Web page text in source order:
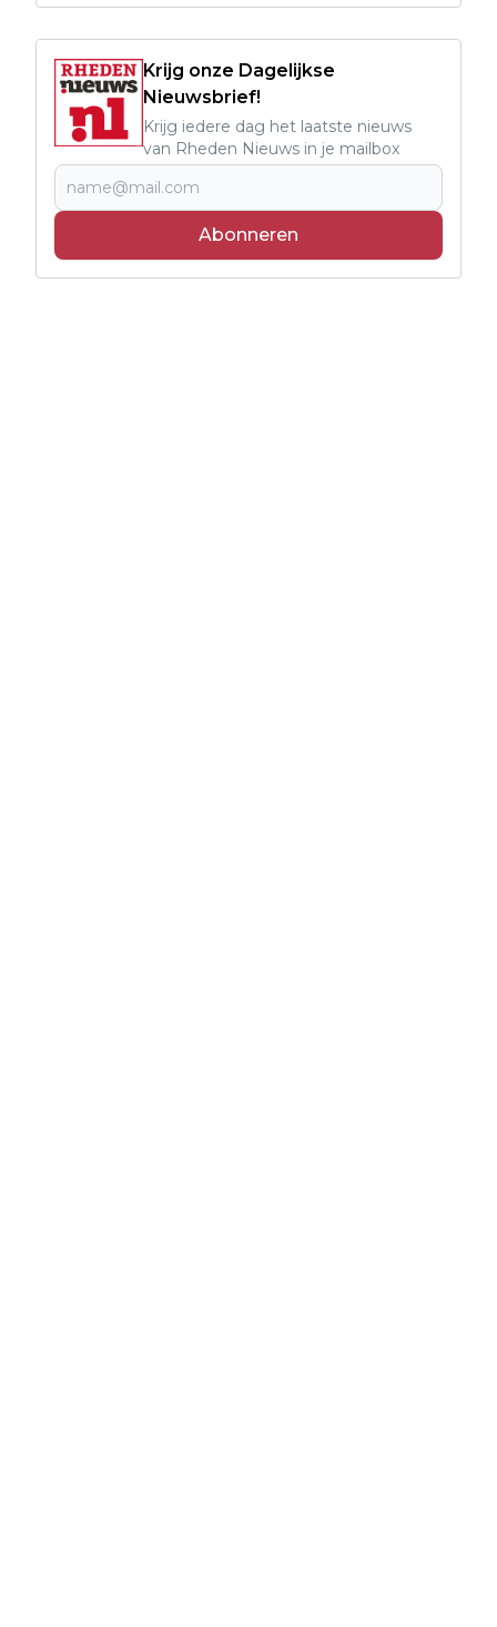
Krijg onze Dagelijkse
Nieuwsbrief!
Krijg iedere dag het laatste nieuws
van Rheden Nieuws in je mailbox
Abonneren